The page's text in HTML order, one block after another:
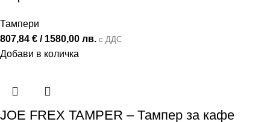
Тампери
807,84 € / 1580,00 лв. с ДДС
Добави в количка
JOE FREX TAMPER – Тампер за кафе